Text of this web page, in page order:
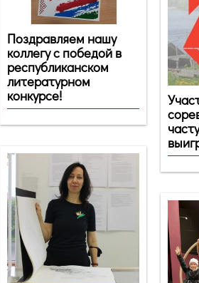
Поздравляем нашу
коллегу с победой в
республиканском
литературном
конкурсе!